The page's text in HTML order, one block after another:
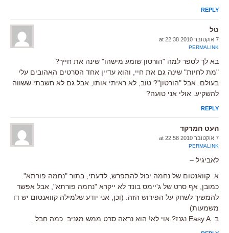
REPLY
טל
7 אוקטובר 2010 at 22:38
PERMALINK
בא לך לספר למה "הורטון שומע מישהו" שינה את חייך?
"מת לחיות" שינה גם את חיי, והוא עדיין אחד הסרטים האהובים עלי
בעולם. אבל "הורטון"? טוב, לא ראיתי אותו, אבל גם לא חשבתי ששווה
להשקיע. אולי אני טועה?
REPLY
העט המרקד
7 אוקטובר 2010 at 22:58
PERMALINK
לאביגיל –
א. קוואנטום של נחמה יכול להתפרש, לדעתי, בתור "נחמה פורתא".
כמובן, אף סרט של ג'יימס בונד לא ייקרא "נחמה פורתא", אבל אפשר
להמשיך לשחק על הפירוש הזה. (וכן, אני יודע שלמילה קוואנטום יש דו
משמעות)
ב. Easy A נגנז? אוי לא! הוא נראה סרט ממש מגניב. כמה חבל .